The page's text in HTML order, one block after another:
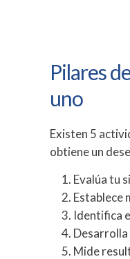
Pilares
uno
Existen 5
obtiene un
Evalúa tu
Establece
Identifica
Mide